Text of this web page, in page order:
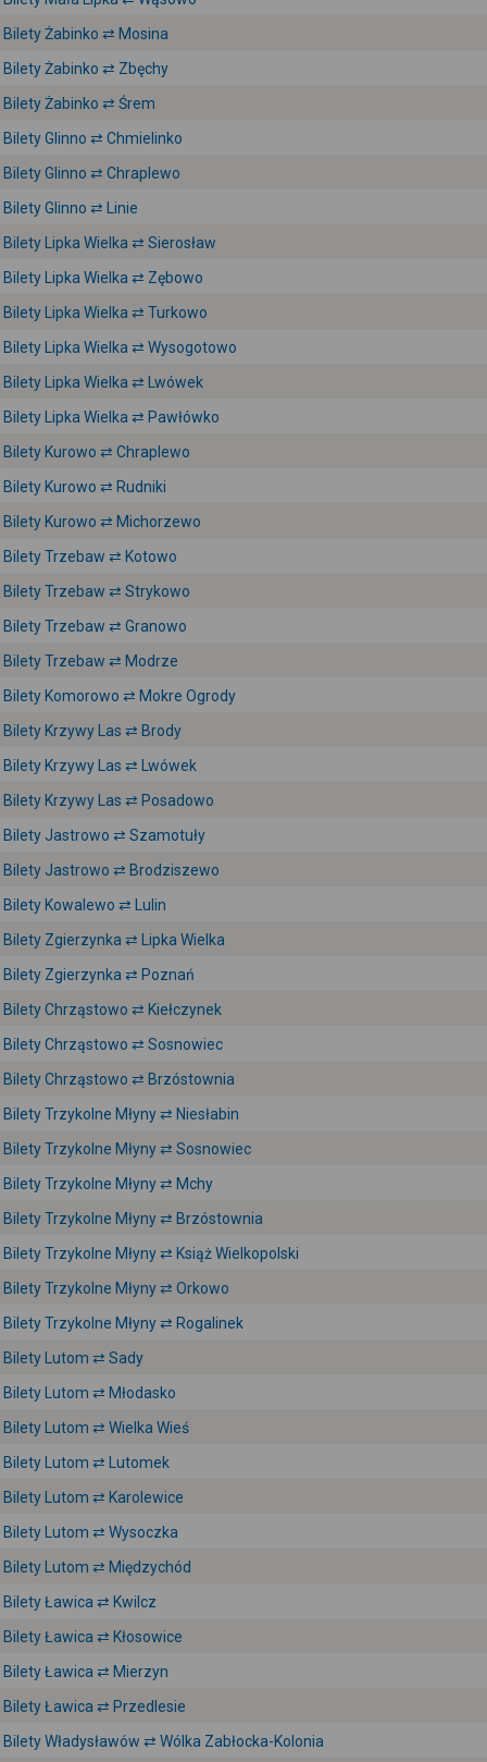
Bilety Żabinko ⇄ Mosina
Bilety Żabinko ⇄ Zbęchy
Bilety Żabinko ⇄ Śrem
Bilety Glinno ⇄ Chmielinko
Bilety Glinno ⇄ Chraplewo
Bilety Glinno ⇄ Linie
Bilety Lipka Wielka ⇄ Sierosław
Bilety Lipka Wielka ⇄ Zębowo
Bilety Lipka Wielka ⇄ Turkowo
Bilety Lipka Wielka ⇄ Wysogotowo
Bilety Lipka Wielka ⇄ Lwówek
Bilety Lipka Wielka ⇄ Pawłówko
Bilety Kurowo ⇄ Chraplewo
Bilety Kurowo ⇄ Rudniki
Bilety Kurowo ⇄ Michorzewo
Bilety Trzebaw ⇄ Kotowo
Bilety Trzebaw ⇄ Strykowo
Bilety Trzebaw ⇄ Granowo
Bilety Trzebaw ⇄ Modrze
Bilety Komorowo ⇄ Mokre Ogrody
Bilety Krzywy Las ⇄ Brody
Bilety Krzywy Las ⇄ Lwówek
Bilety Krzywy Las ⇄ Posadowo
Bilety Jastrowo ⇄ Szamotuły
Bilety Jastrowo ⇄ Brodziszewo
Bilety Kowalewo ⇄ Lulin
Bilety Zgierzynka ⇄ Lipka Wielka
Bilety Zgierzynka ⇄ Poznań
Bilety Chrząstowo ⇄ Kiełczynek
Bilety Chrząstowo ⇄ Sosnowiec
Bilety Chrząstowo ⇄ Brzóstownia
Bilety Trzykolne Młyny ⇄ Niesłabin
Bilety Trzykolne Młyny ⇄ Sosnowiec
Bilety Trzykolne Młyny ⇄ Mchy
Bilety Trzykolne Młyny ⇄ Brzóstownia
Bilety Trzykolne Młyny ⇄ Książ Wielkopolski
Bilety Trzykolne Młyny ⇄ Orkowo
Bilety Trzykolne Młyny ⇄ Rogalinek
Bilety Lutom ⇄ Sady
Bilety Lutom ⇄ Młodasko
Bilety Lutom ⇄ Wielka Wieś
Bilety Lutom ⇄ Lutomek
Bilety Lutom ⇄ Karolewice
Bilety Lutom ⇄ Wysoczka
Bilety Lutom ⇄ Międzychód
Bilety Ławica ⇄ Kwilcz
Bilety Ławica ⇄ Kłosowice
Bilety Ławica ⇄ Mierzyn
Bilety Ławica ⇄ Przedlesie
Bilety Władysławów ⇄ Wólka Zabłocka-Kolonia